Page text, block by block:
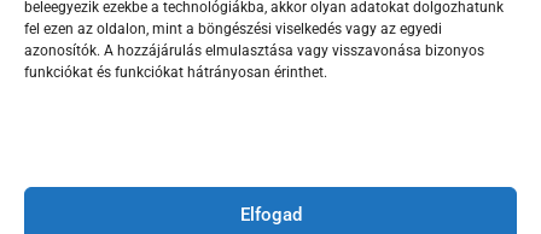
beleegyezik ezekbe a technológiákba, akkor olyan adatokat dolgozhatunk
fel ezen az oldalon, mint a böngészési viselkedés vagy az egyedi
azonosítók. A hozzájárulás elmulasztása vagy visszavonása bizonyos
funkciókat és funkciókat hátrányosan érinthet.
Elfogad
Kapcsolat
Impresszum